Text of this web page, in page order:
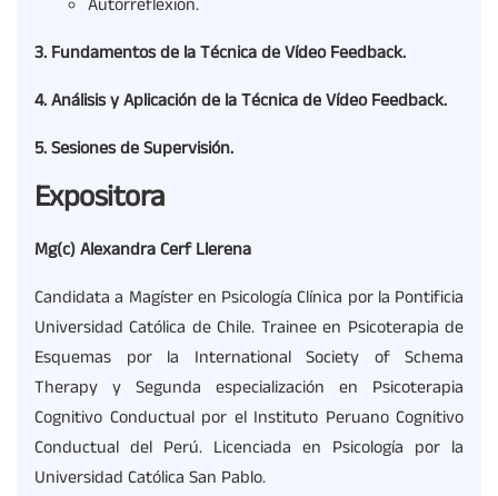
Autorreflexión.
3. Fundamentos de la Técnica de Vídeo Feedback.
4. Análisis y Aplicación de la Técnica de Vídeo Feedback.
5. Sesiones de Supervisión.
Expositora
Mg(c) Alexandra Cerf Llerena
Candidata a Magíster en Psicología Clínica por la Pontificia
Universidad Católica de Chile. Trainee en Psicoterapia de
Esquemas por la International Society of Schema
Therapy y Segunda especialización en Psicoterapia
Cognitivo Conductual por el Instituto Peruano Cognitivo
Conductual del Perú. Licenciada en Psicología por la
Universidad Católica San Pablo.